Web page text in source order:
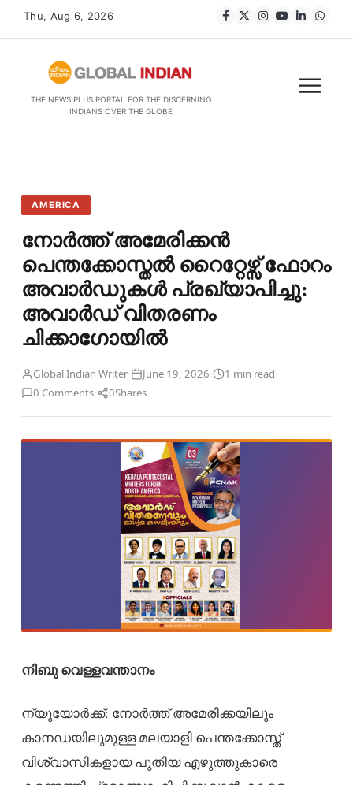
Thu, Aug 6, 2026
THE NEWS PLUS PORTAL FOR THE DISCERNING
INDIANS OVER THE GLOBE
AMERICA
നോർത്ത് അമേരിക്കൻ
പെന്തക്കോസ്തൽ റൈറ്റേഴ്സ് ഫോറം
അവാർഡുകൾ പ്രഖ്യാപിച്ചു:
അവാർഡ് വിതരണം
ചിക്കാഗോയിൽ
Global Indian Writer· June 19, 2026· 1 min read·
0 Comments· 0Shares
നിബു വെള്ളവന്താനം
ന്യുയോർക്ക്: നോർത്ത് അമേരിക്കയിലും
കാനഡയിലുമുള്ള മലയാളി പെന്തക്കോസ്ത്
വിശ്വാസികളായ പുതിയ എഴുത്തുകാരെ